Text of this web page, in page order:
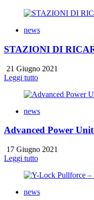
news
STAZIONI DI
21 Giugno 2021
Leggi tutto
news
Advanced Power
17 Giugno 2021
Leggi tutto
news